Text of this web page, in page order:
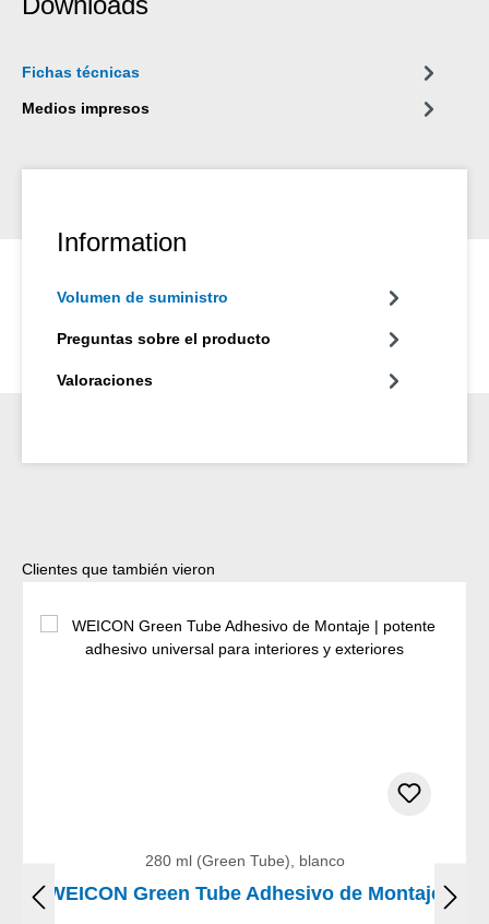
Fichas técnicas
Medios impresos
Information
Volumen de suministro
Preguntas sobre el producto
Valoraciones
Omitir la galería de productos
Clientes que también vieron
280 ml (Green Tube), blanco
WEICON Green Tube Adhesivo de Montaje